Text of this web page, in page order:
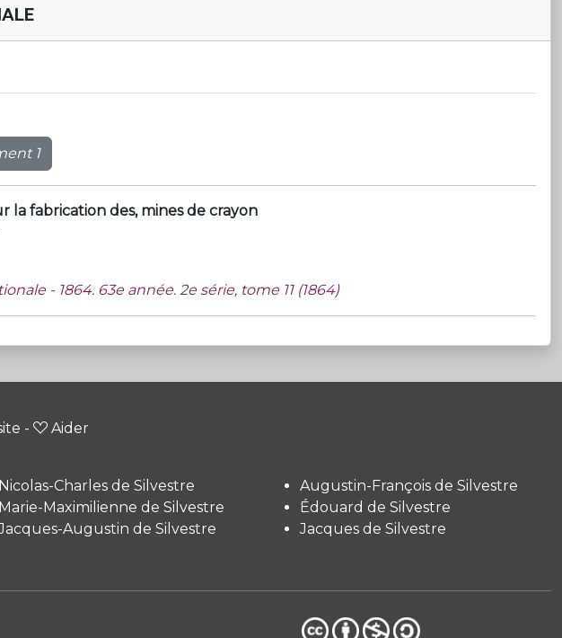
1
fabrication des, mines de crayon
- 1864. 63e année. 2e série, tome 11 (1864)
- Aider
Nicolas-Charles de Silvestre
Marie-Maximilienne de Silvestre
Augustin de Silvestre
Augustin-François de Silvestre
Édouard de Silvestre
Jacques de Silvestre